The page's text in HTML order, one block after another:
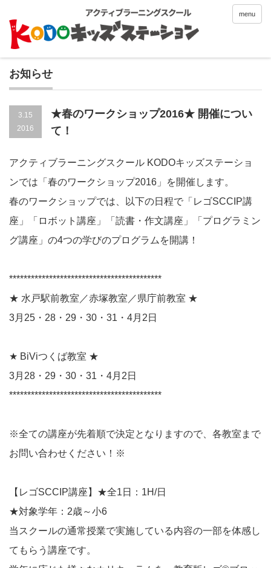
menu
お知らせ
3.15
2016
★春のワークショップ2016★ 開催につい
て！
アクティブラーニングスクール KODOキッズステーショ
ンでは「春のワークショップ2016」を開催します。
春のワークショップでは、以下の日程で「レゴSCCIP講
座」「ロボット講座」「読書・作文講座」「プログラミン
グ講座」の4つの学びのプログラムを開講！
******************************************
★ 水戸駅前教室／赤塚教室／県庁前教室 ★
3月25・28・29・30・31・4月2日
★ BiViつくば教室 ★
3月28・29・30・31・4月2日
******************************************
※全ての講座が先着順で決定となりますので、各教室まで
お問い合わせください！※
【レゴSCCIP講座】★全1日：1H/日
★対象学年：2歳～小6
当スクールの通常授業で実施している内容の一部を体感し
てもらう講座です。